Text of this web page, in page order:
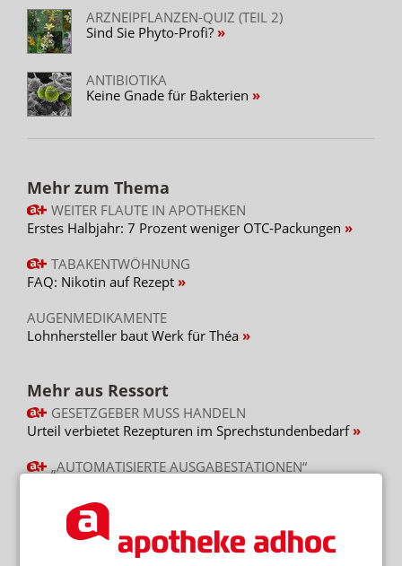
ARZNEIPFLANZEN-QUIZ (TEIL 2)
Sind Sie Phyto-Profi?
ANTIBIOTIKA
Keine Gnade für Bakterien
Mehr zum Thema
WEITER FLAUTE IN APOTHEKEN
Erstes Halbjahr: 7 Prozent weniger OTC-Packungen
TABAKENTWÖHNUNG
FAQ: Nikotin auf Rezept
AUGENMEDIKAMENTE
Lohnhersteller baut Werk für Théa
Mehr aus Ressort
GESETZGEBER MUSS HANDELN
Urteil verbietet Rezepturen im Sprechstundenbedarf
„AUTOMATISIERTE AUSGABESTATIONEN“
WARTEN AUF LOKELMA
Pharma Mall: „Absolute Tortur“ mit AstraZeneca